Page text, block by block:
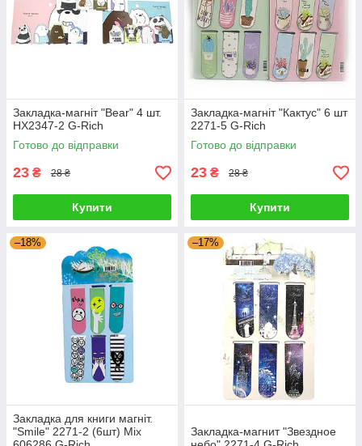
Закладка-магніт "Bear" 4 шт.
HX2347-2 G-Rich
Готово до відправки
23 ₴ 28 ₴
Купити
Закладка-магніт "Кактус" 6 шт
2271-5 G-Rich
Готово до відправки
23 ₴ 28 ₴
Купити
–18%
Закладка для книги магніт.
"Smile" 2271-2 (6шт) Mix
–17%
Закладка-магнит "Звездное